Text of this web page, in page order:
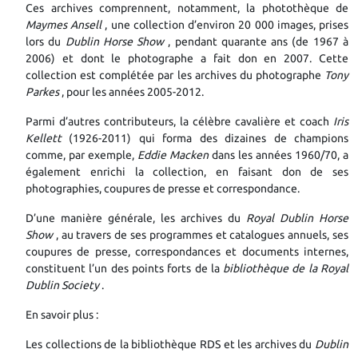
Ces archives comprennent, notamment, la photothèque de
Maymes Ansell , une collection d’environ 20 000 images, prises
lors du Dublin Horse Show , pendant quarante ans (de 1967 à
2006) et dont le photographe a fait don en 2007. Cette
collection est complétée par les archives du photographe Tony
Parkes, pour les années 2005-2012.
Parmi d’autres contributeurs, la célèbre cavalière et coach Iris
Kellett (1926-2011) qui forma des dizaines de champions
comme, par exemple, Eddie Mackendans les années 1960/70, a
également enrichi la collection, en faisant don de ses
photographies, coupures de presse et correspondance.
D’une manière générale, les archives du Royal Dublin Horse
Show, au travers de ses programmes et catalogues annuels, ses
coupures de presse, correspondances et documents internes,
constituent l’un des points forts de la bibliothèque de la Royal
Dublin Society.
En savoir plus :
Les collections de la bibliothèque RDS et les archives du Dublin